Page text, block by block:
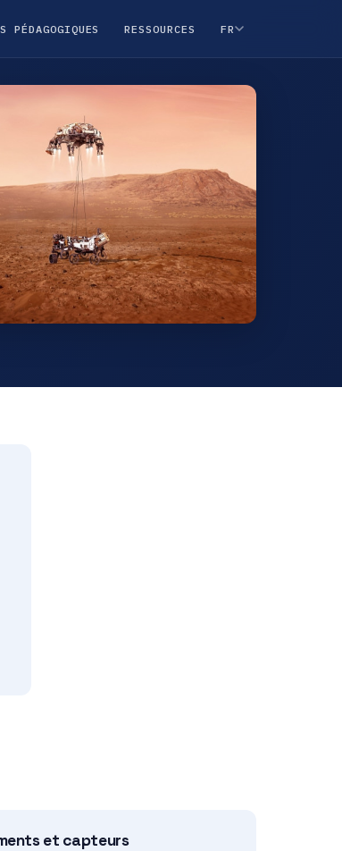
PÉDAGOGIQUES RESSOURCES FR
et capteurs